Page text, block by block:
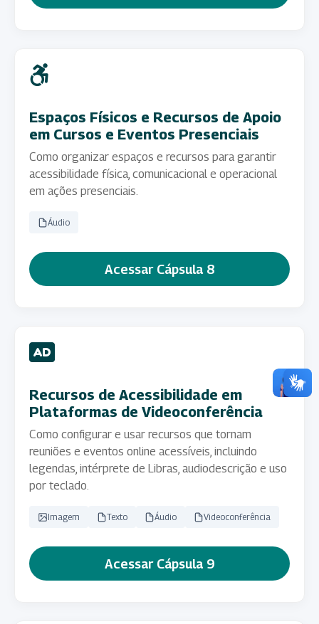
Espaços Físicos e Recursos de Apoio
em Cursos e Eventos Presenciais
Como organizar espaços e recursos para garantir
acessibilidade física, comunicacional e operacional
em ações presenciais.
Áudio
Acessar Cápsula 8
Recursos de Acessibilidade em
Plataformas de Videoconferência
Como configurar e usar recursos que tornam
reuniões e eventos online acessíveis, incluindo
legendas, intérprete de Libras, audiodescrição e uso
por teclado.
Imagem Texto Áudio Videoconferência
Acessar Cápsula 9